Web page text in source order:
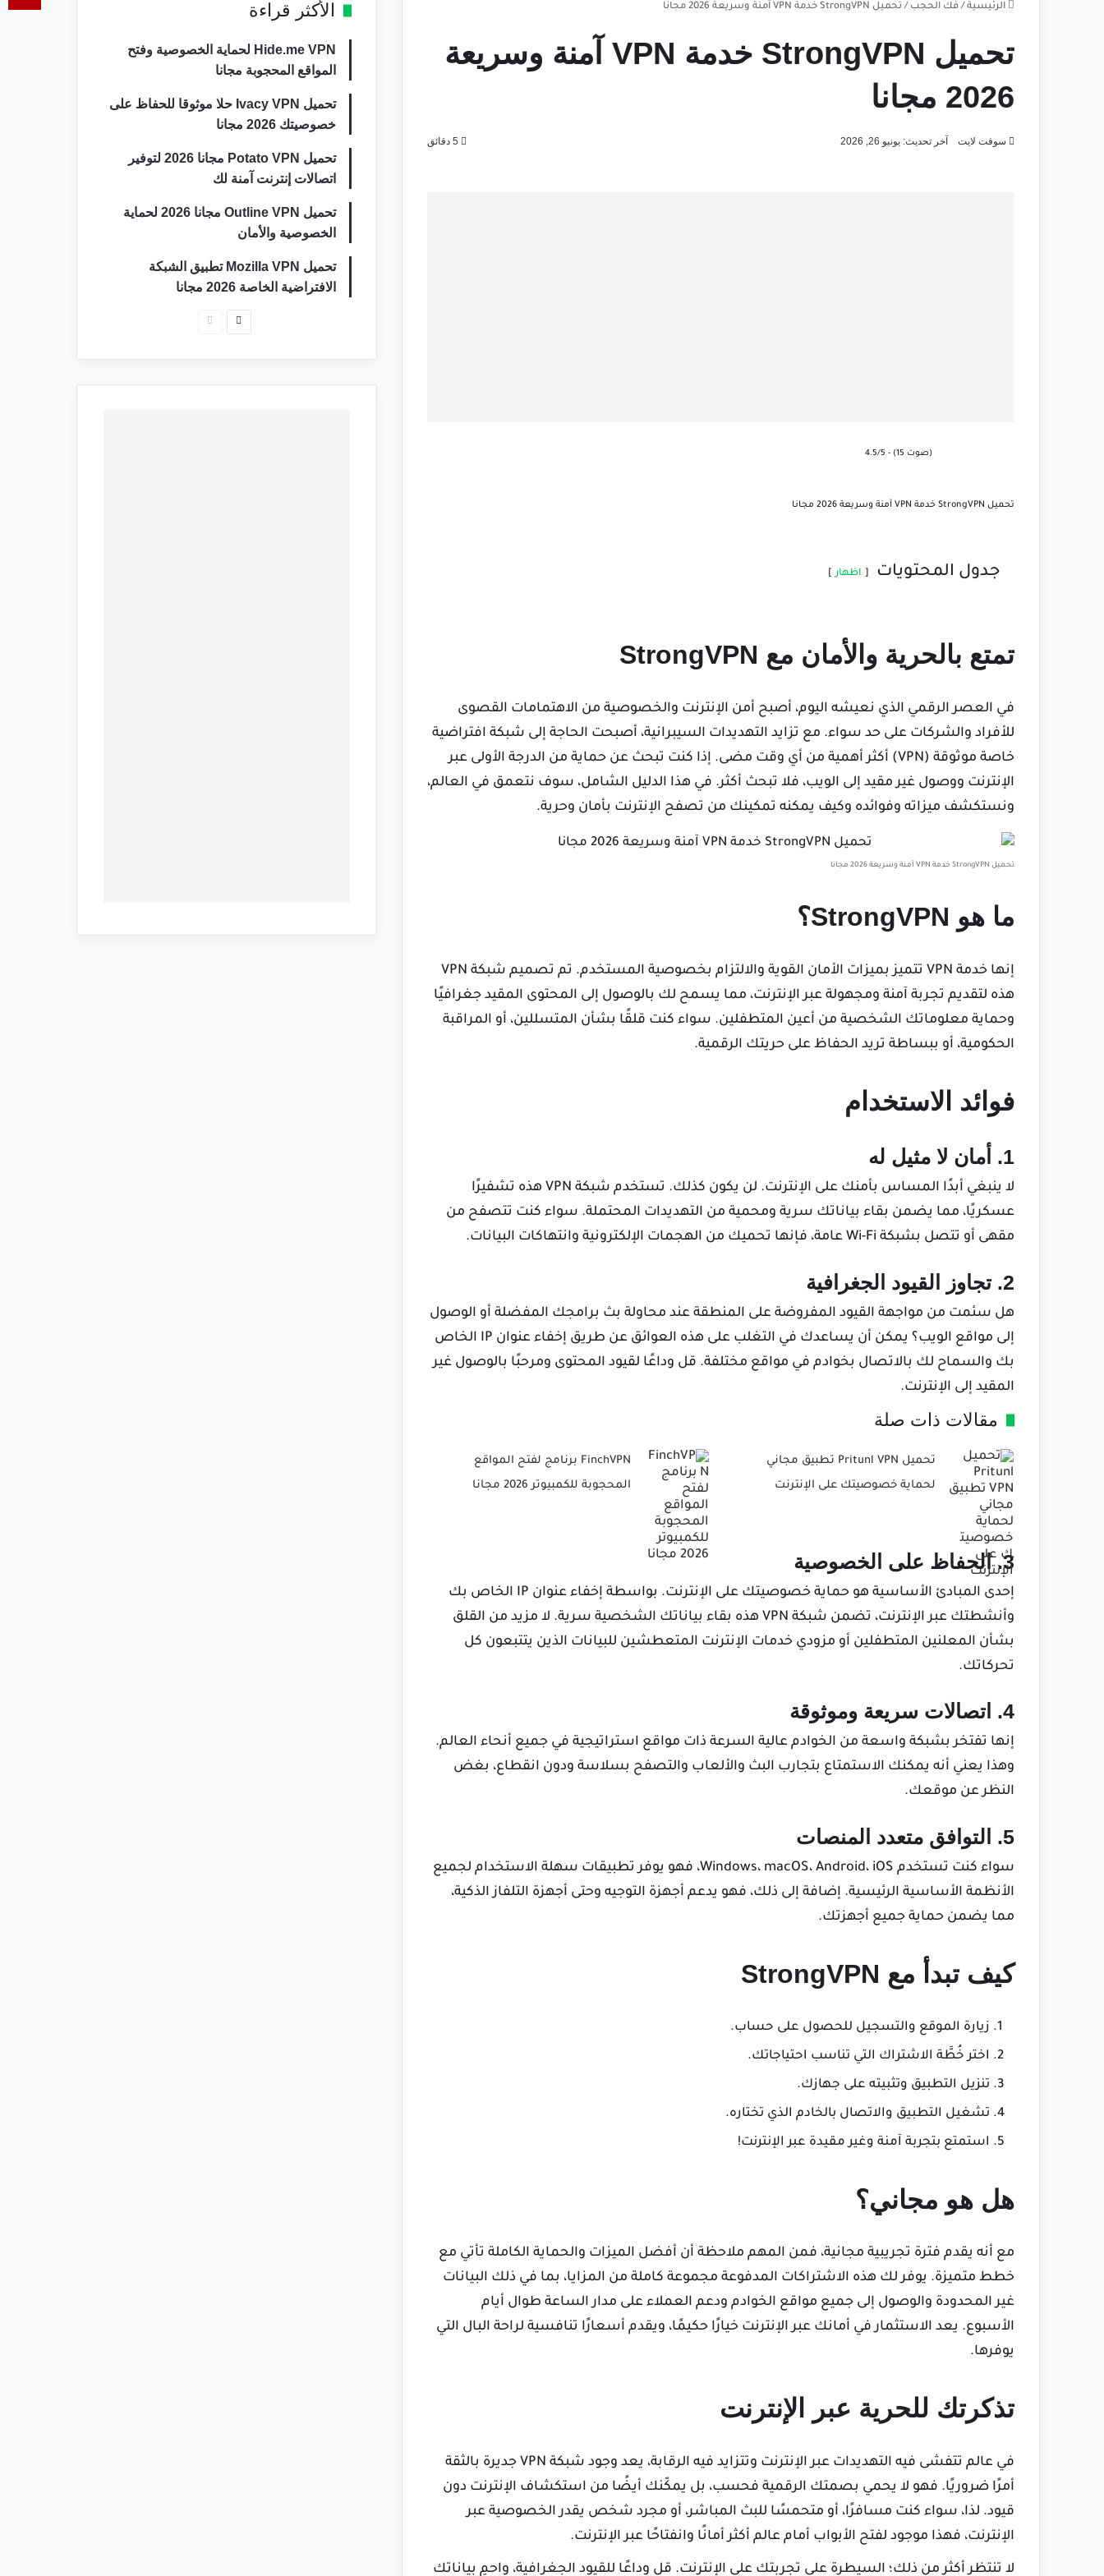
الرئيسية / فك الحجب / تحميل StrongVPN خدمة VPN آمنة وسريعة 2026 مجانا
تحميل StrongVPN خدمة VPN آمنة وسريعة
2026 مجانا
سوفت لايت آخر تحديث: يونيو 26, 2026
4.5/5 - (15 صوت)
تحميل StrongVPN خدمة VPN آمنة وسريعة 2026 مجانا
جدول المحتويات اظهار
تمتع بالحرية والأمان مع StrongVPN
في العصر الرقمي الذي نعيشه اليوم، أصبح أمن الإنترنت والخصوصية من الاهتمامات القصوى
للأفراد والشركات على حد سواء. مع تزايد التهديدات السيبرانية، أصبحت الحاجة إلى شبكة افتراضية
خاصة موثوقة (VPN) أكثر أهمية من أي وقت مضى. إذا كنت تبحث عن حماية من الدرجة الأولى عبر
الإنترنت ووصول غير مقيد إلى الويب، فلا تبحث أكثر. في هذا الدليل الشامل، سوف نتعمق في العالم،
ونستكشف ميزاته وفوائده وكيف يمكنه تمكينك من تصفح الإنترنت بأمان وحرية.
تحميل StrongVPN خدمة VPN آمنة وسريعة 2026 مجانا
ما هو StrongVPN؟
إنها خدمة VPN تتميز بميزات الأمان القوية والالتزام بخصوصية المستخدم. تم تصميم شبكة VPN
هذه لتقديم تجربة آمنة ومجهولة عبر الإنترنت، مما يسمح لك بالوصول إلى المحتوى المقيد جغرافيًا
وحماية معلوماتك الشخصية من أعين المتطفلين. سواء كنت قلقًا بشأن المتسللين، أو المراقبة
الحكومية، أو ببساطة تريد الحفاظ على حريتك الرقمية.
فوائد الاستخدام
1. أمان لا مثيل له
لا ينبغي أبدًا المساس بأمنك على الإنترنت. لن يكون كذلك. تستخدم شبكة VPN هذه تشفيرًا
عسكريًا، مما يضمن بقاء بياناتك سرية ومحمية من التهديدات المحتملة. سواء كنت تتصفح من
مقهى أو تتصل بشبكة Wi-Fi عامة، فإنها تحميك من الهجمات الإلكترونية وانتهاكات البيانات.
2. تجاوز القيود الجغرافية
هل سئمت من مواجهة القيود المفروضة على المنطقة عند محاولة بث برامجك المفضلة أو الوصول
إلى مواقع الويب؟ يمكن أن يساعدك في التغلب على هذه العوائق عن طريق إخفاء عنوان IP الخاص
بك والسماح لك بالاتصال بخوادم في مواقع مختلفة. قل وداعًا لقيود المحتوى ومرحبًا بالوصول غير
المقيد إلى الإنترنت.
مقالات ذات صلة
تحميل Pritunl VPN تطبيق مجاني
لحماية خصوصيتك على الإنترنت
FinchVPN برنامج لفتح المواقع
المحجوبة للكمبيوتر 2026 مجانا
3. الحفاظ على الخصوصية
إحدى المبادئ الأساسية هو حماية خصوصيتك على الإنترنت. بواسطة إخفاء عنوان IP الخاص بك
وأنشطتك عبر الإنترنت، تضمن شبكة VPN هذه بقاء بياناتك الشخصية سرية. لا مزيد من القلق
بشأن المعلنين المتطفلين أو مزودي خدمات الإنترنت المتعطشين للبيانات الذين يتتبعون كل
تحركاتك.
4. اتصالات سريعة وموثوقة
إنها تفتخر بشبكة واسعة من الخوادم عالية السرعة ذات مواقع استراتيجية في جميع أنحاء العالم.
وهذا يعني أنه يمكنك الاستمتاع بتجارب البث والألعاب والتصفح بسلاسة ودون انقطاع، بغض
النظر عن موقعك.
5. التوافق متعدد المنصات
سواء كنت تستخدم Windows، macOS، Android، iOS، فهو يوفر تطبيقات سهلة الاستخدام لجميع
الأنظمة الأساسية الرئيسية. إضافة إلى ذلك، فهو يدعم أجهزة التوجيه وحتى أجهزة التلفاز الذكية،
مما يضمن حماية جميع أجهزتك.
كيف تبدأ مع StrongVPN
زيارة الموقع والتسجيل للحصول على حساب.
اختر خُطَّة الاشتراك التي تناسب احتياجاتك.
تنزيل التطبيق وتثبيته على جهازك.
تشغيل التطبيق والاتصال بالخادم الذي تختاره.
استمتع بتجربة آمنة وغير مقيدة عبر الإنترنت!
هل هو مجاني؟
مع أنه يقدم فترة تجريبية مجانية، فمن المهم ملاحظة أن أفضل الميزات والحماية الكاملة تأتي مع
خطط متميزة. يوفر لك هذه الاشتراكات المدفوعة مجموعة كاملة من المزايا، بما في ذلك البيانات
غير المحدودة والوصول إلى جميع مواقع الخوادم ودعم العملاء على مدار الساعة طوال أيام
الأسبوع. يعد الاستثمار في أمانك عبر الإنترنت خيارًا حكيمًا، ويقدم أسعارًا تنافسية لراحة البال التي
يوفرها.
تذكرتك للحرية عبر الإنترنت
في عالم تتفشى فيه التهديدات عبر الإنترنت وتتزايد فيه الرقابة، يعد وجود شبكة VPN جديرة بالثقة
أمرًا ضروريًا. فهو لا يحمي بصمتك الرقمية فحسب، بل يمكّنك أيضًا من استكشاف الإنترنت دون
قيود. لذا، سواء كنت مسافرًا، أو متحمسًا للبث المباشر، أو مجرد شخص يقدر الخصوصية عبر
الإنترنت، فهذا موجود لفتح الأبواب أمام عالم أكثر أمانًا وانفتاحًا عبر الإنترنت.
لا تنتظر أكثر من ذلك؛ السيطرة على تجربتك على الإنترنت. قل وداعًا للقيود الجغرافية، واحمِ بياناتك
الأكثر قراءة
Hide.me VPN لحماية الخصوصية وفتح
المواقع المحجوبة مجانا
تحميل Ivacy VPN حلا موثوقا للحفاظ على
خصوصيتك 2026 مجانا
تحميل Potato VPN مجانا 2026 لتوفير
اتصالات إنترنت آمنة لك
تحميل Outline VPN مجانا 2026 لحماية
الخصوصية والأمان
تحميل Mozilla VPN تطبيق الشبكة
الافتراضية الخاصة 2026 مجانا
الصفحة